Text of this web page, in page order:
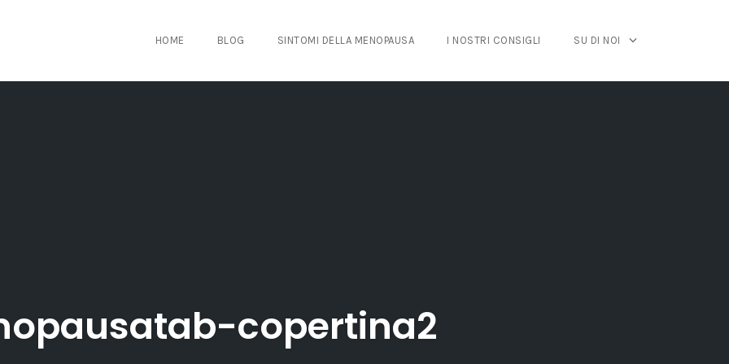
HOME BLOG SINTOMI DELLA MENOPAUSA I NOSTRI CONSIGLI SU DI NOI
copertina2